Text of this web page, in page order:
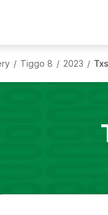
/ Tiggo 8 / 2023 /